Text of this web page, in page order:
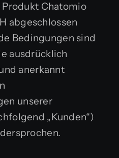
Chatomio
abgeschlossen
Bedingungen sind
ausdrücklich
anerkannt
unserer
„Kunden“)